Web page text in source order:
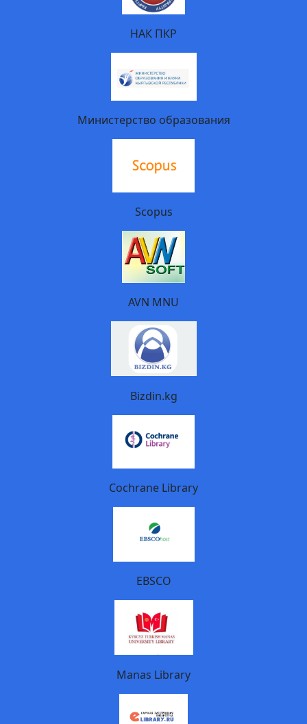
НАК ПКР
Министерство образования
Scopus
AVN MNU
Bizdin.kg
Cochrane Library
EBSCO
Manas Library